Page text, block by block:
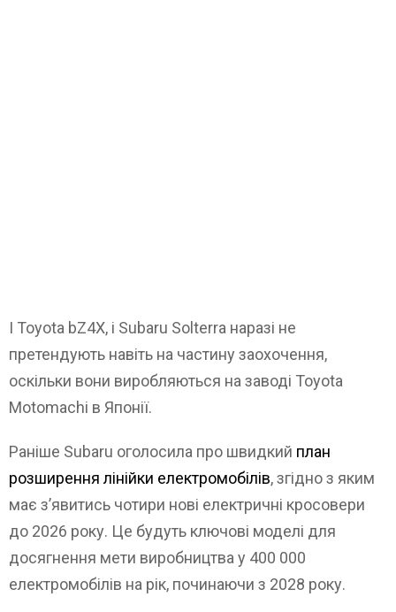
І Toyota bZ4X, і Subaru Solterra наразі не
претендують навіть на частину заохочення,
оскільки вони виробляються на заводі Toyota
Motomachi в Японії.
Раніше Subaru оголосила про швидкий план
розширення лінійки електромобілів, згідно з яким
має з’явитись чотири нові електричні кросовери
до 2026 року. Це будуть ключові моделі для
досягнення мети виробництва у 400 000
електромобілів на рік, починаючи з 2028 року.